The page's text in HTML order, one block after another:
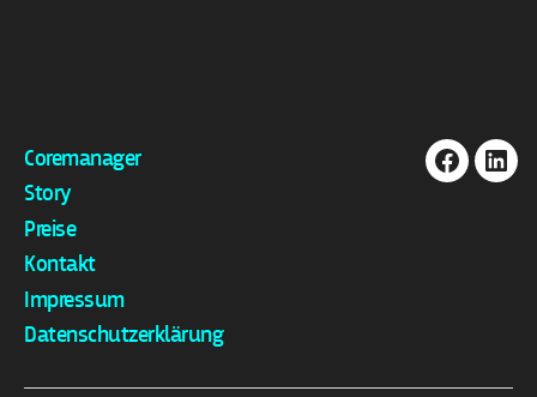
Coremanager
Story
Preise
Kontakt
Impressum
Datenschutzerklärung
Facebook